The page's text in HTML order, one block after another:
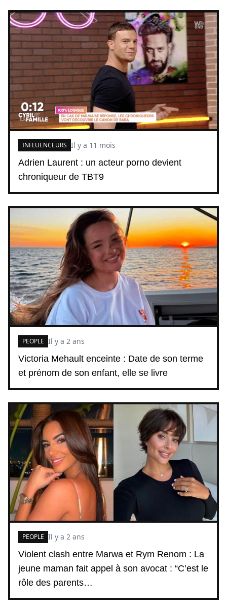
Adrien Laurent : un acteur porno devient
chroniqueur de TBT9
INFLUENCEURS Il y a 11 mois
Victoria Mehault enceinte : Date de son terme
et prénom de son enfant, elle se livre
PEOPLE Il y a 2 ans
Violent clash entre Marwa et Rym Renom : La
jeune maman fait appel à son avocat : “C’est le
rôle des parents…
PEOPLE Il y a 2 ans